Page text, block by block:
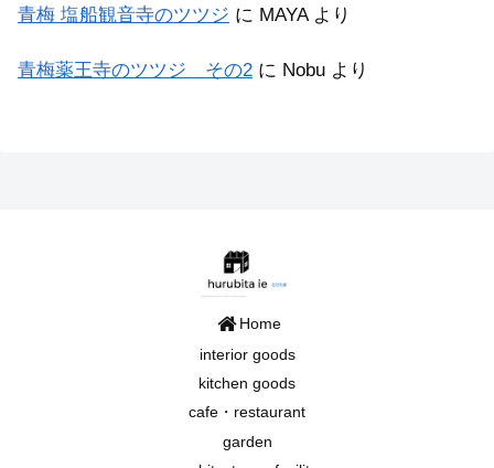
青梅 塩船観音寺のツツジ に MAYAより
青梅薬王寺のツツジ その2 に Nobu より
Home
interior goods
kitchen goods
cafe・restaurant
garden